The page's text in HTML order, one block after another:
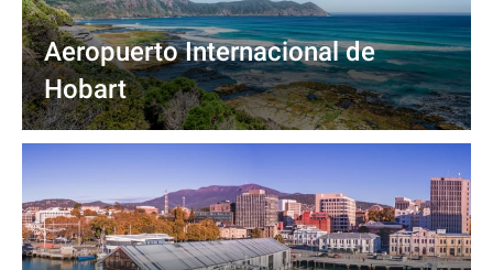
Aeropuerto Internacional de
Hobart